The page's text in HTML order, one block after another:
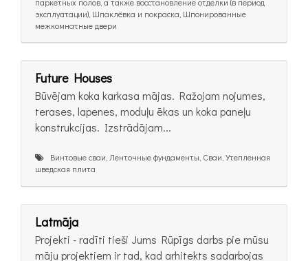
эксплуатации), Шпаклёвка и покраска, Шпонированные
межкомнатные двери
Future Houses
Būvējam koka karkasa mājas. Ražojam nojumes,
terases, lapenes, moduļu ēkas un koka paneļu
konstrukcijas. Izstrādājam...
Винтовые сваи, Ленточные фундаменты, Сваи, Утепленная
шведская плита
Latmāja
Projekti - radīti tieši Jums Rūpīgs darbs pie mūsu
māju projektiem ir tad, kad arhitekts sadarbojas